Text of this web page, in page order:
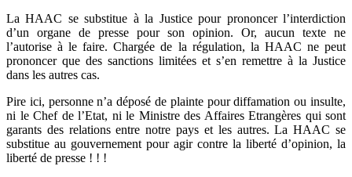
La HAAC se substitue à la Justice pour prononcer l’interdiction
d’un organe de presse pour son opinion. Or, aucun texte ne
l’autorise à le faire. Chargée de la régulation, la HAAC ne peut
prononcer que des sanctions limitées et s’en remettre à la Justice
dans les autres cas.
Pire ici, personne n’a déposé de plainte pour diffamation ou insulte,
ni le Chef de l’Etat, ni le Ministre des Affaires Etrangères qui sont
garants des relations entre notre pays et les autres. La HAAC se
substitue au gouvernement pour agir contre la liberté d’opinion, la
liberté de presse ! ! !